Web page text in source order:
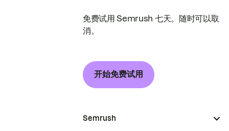
免费试用 Semrush 七天。随时可以取
消。
开始免费试用
Semrush